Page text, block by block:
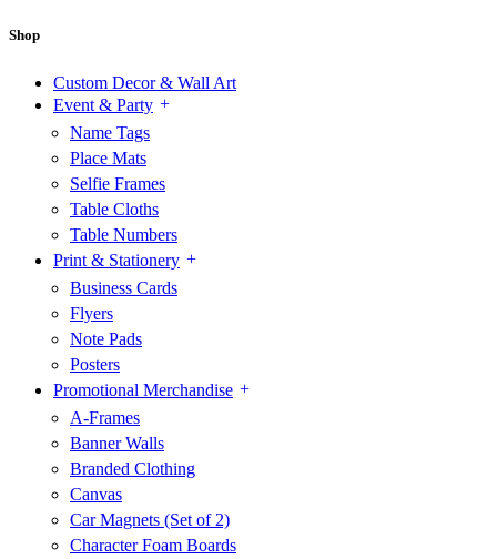
Shop
Custom Decor & Wall Art
Event & Party
Name Tags
Place Mats
Selfie Frames
Table Cloths
Table Numbers
Print & Stationery
Business Cards
Flyers
Note Pads
Posters
Promotional Merchandise
A-Frames
Banner Walls
Branded Clothing
Canvas
Car Magnets (Set of 2)
Character Foam Boards